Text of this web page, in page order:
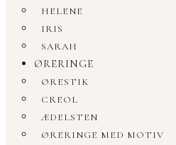
HELENE
IRIS
SARAH
ØRERINGE
ØRESTIK
CREOL
ÆDELSTEN
ØRERINGE MED MOTIV